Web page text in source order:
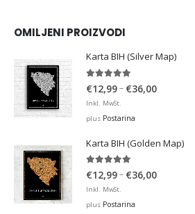
OMILJENI PROIZVODI
Karta BIH (Silver Map)
€12,99– €36,00Price
€36,00
Inkl. MwSt.
plus Postarina
Karta BIH (Golden Map)
4.93out of 5
€12,99– €36,00Price
Inkl. MwSt.
plus Postarina